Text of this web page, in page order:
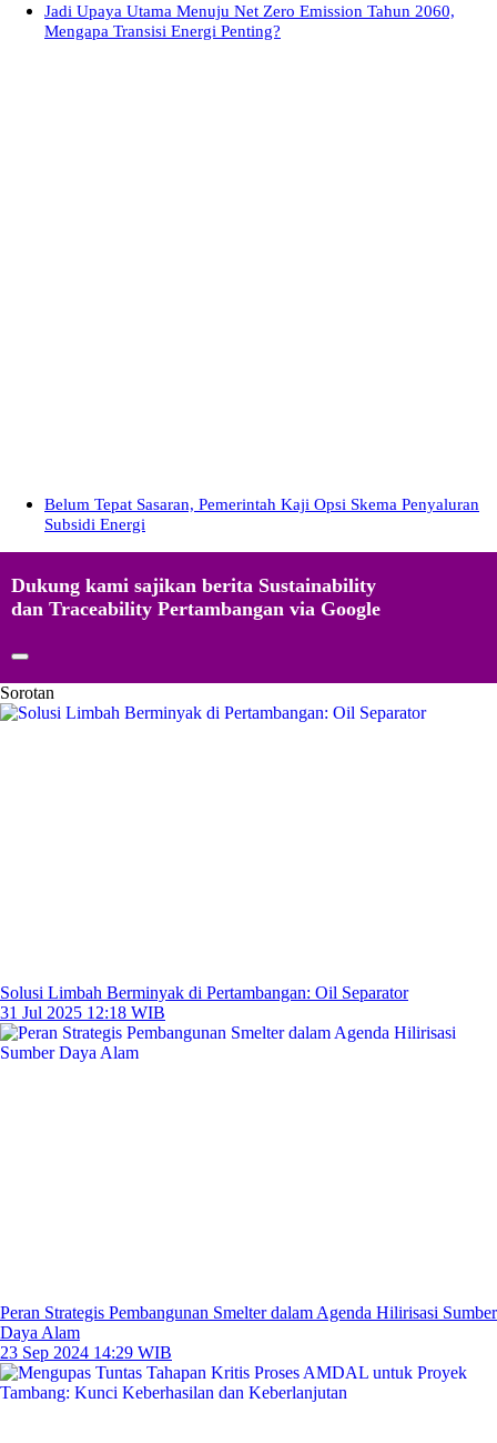
Jadi Upaya Utama Menuju Net Zero Emission Tahun 2060,
Mengapa Transisi Energi Penting?
Belum Tepat Sasaran, Pemerintah Kaji Opsi Skema Penyaluran
Subsidi Energi
Dukung kami sajikan berita Sustainability
dan Traceability Pertambangan via Google
Sorotan
Solusi Limbah Berminyak di Pertambangan: Oil Separator
31 Jul 2025 12:18 WIB
Peran Strategis Pembangunan Smelter dalam Agenda Hilirisasi Sumber
Daya Alam
23 Sep 2024 14:29 WIB